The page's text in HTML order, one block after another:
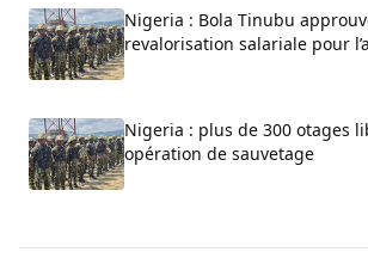
Nigeria : Bola Tinubu
revalorisation salariale pour
Nigeria : plus de 300 otages
opération de sauvetage